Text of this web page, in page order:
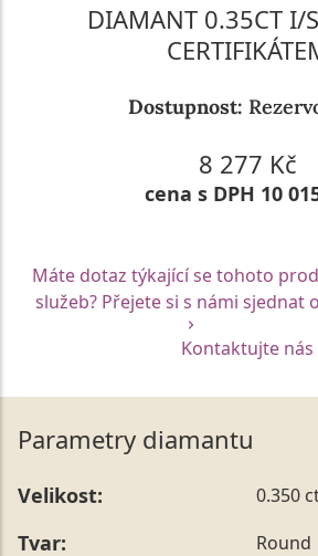
DIAMANT 0.35CT I/
Dostupnost:
8 277 Kč
cena s DPH 10
Máte dotaz týkající se tohoto
služeb? Přejete si s námi sjednat
Kontaktujte nás
Parametry diamantu
Velikost: 0.350
Tvar: Round